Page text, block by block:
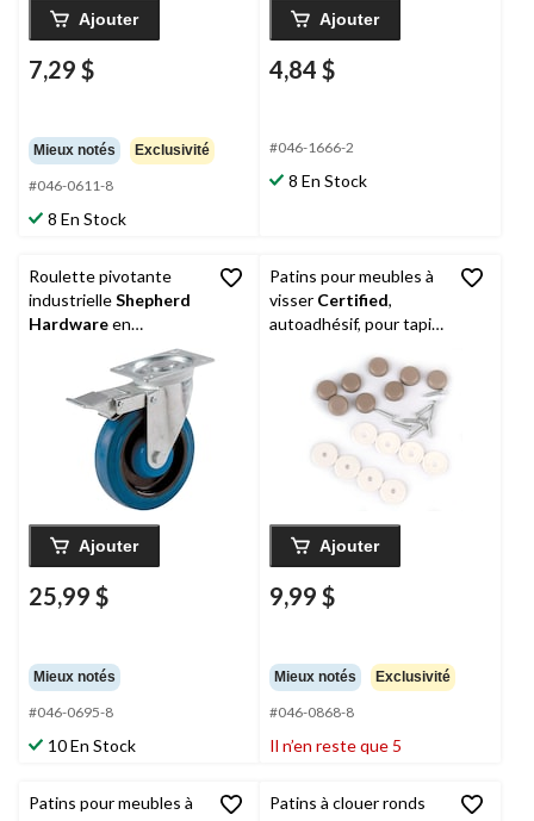
Ajouter
7,29 $
Mieux notés Exclusivité
#046-0611-8
8 En Stock
Ajouter
4,84 $
#046-1666-2
8 En Stock
Roulette pivotante
industrielleShepherd
Hardwareen
caoutchouc élastique
avec frein, capacité de
330 lb, bleu, 5 po
Ajouter
25,99 $
Mieux notés
#046-0695-8
10 En Stock
Patins pour meubles à
visser Certified,
autoadhésif, pour tapis
céramique, 3/4 po,
Ajouter
9,99 $
Mieux notés Exclusivité
#046-0868-8
Il n’en reste que 5
Patins pour meubles à
Patins à clouer ronds